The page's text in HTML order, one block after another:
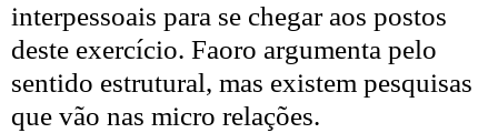
interpessoais para se chegar aos postos
deste exercício. Faoro argumenta pelo
sentido estrutural, mas existem pesquisas
que vão nas micro relações.